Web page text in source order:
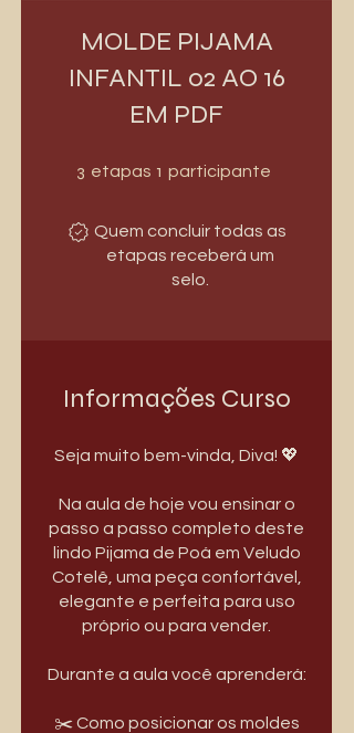
MOLDE PIJAMA
INFANTIL 02 AO 16
EM PDF
3 etapas 1 participante
Quem concluir todas as
etapas receberá um
selo.
Informações Curso
Seja muito bem-vinda, Diva! 💖
Na aula de hoje vou ensinar o
passo a passo completo deste
lindo Pijama de Poá em Veludo
Cotelê, uma peça confortável,
elegante e perfeita para uso
próprio ou para vender.
Durante a aula você aprenderá:
✂️ Como posicionar os moldes